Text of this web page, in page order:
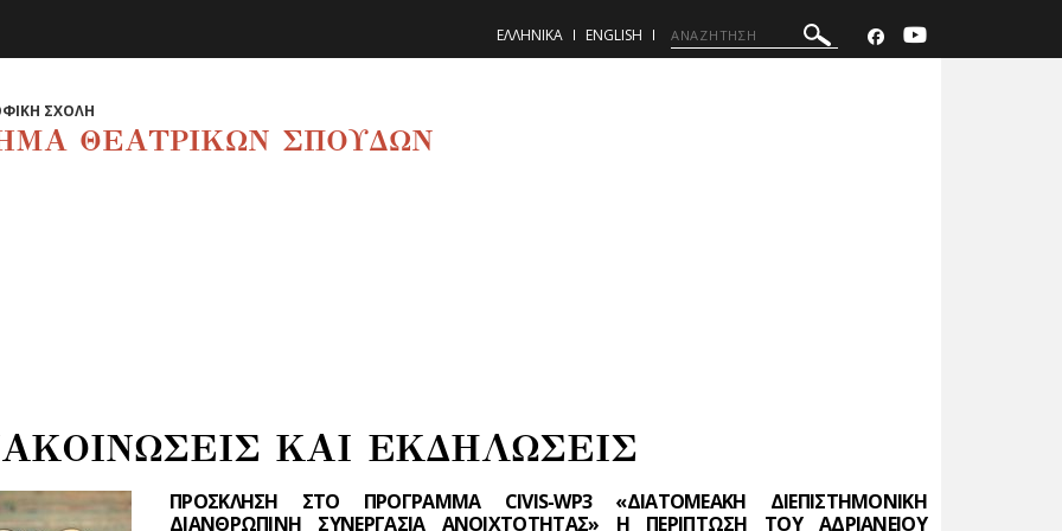
ΕΛΛΗΝΙΚΑ ENGLISH
ΣΧΟΛΗ
ΘΕΑΤΡΙΚΩΝ ΣΠΟΥΔΩΝ
ΚΑΙ ΕΚΔΗΛΩΣΕΙΣ
ΠΡΟΣΚΛΗΣΗ ΣΤΟ ΠΡΟΓΡΑΜΜΑ CIVIS-WP3 «ΔΙΑΤΟΜΕΑΚΗ ΔΙΕΠΙΣΤΗΜΟΝΙΚΗ
ΔΙΑΝΘΡΩΠΙΝΗ ΣΥΝΕΡΓΑΣΙΑ ΑΝΟΙΧΤΟΤΗΤΑΣ» Η ΠΕΡΙΠΤΩΣΗ ΤΟΥ ΑΔΡΙΑΝΕΙΟΥ